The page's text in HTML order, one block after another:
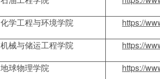
化学工程与环境学院 https://
机械与储运工程学院 https://
地球物理学院 https://